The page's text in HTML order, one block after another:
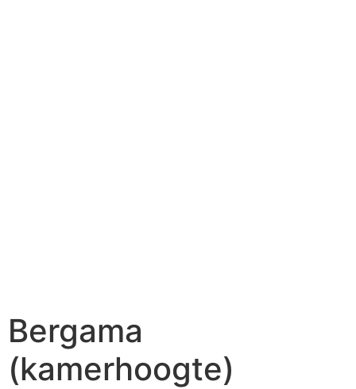
Bergama
(kamerhoogte)